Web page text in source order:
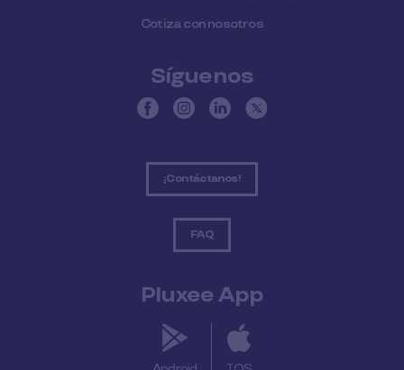
Cotiza con nosotros
Síguenos
¡Contáctanos!
FAQ
Pluxee App